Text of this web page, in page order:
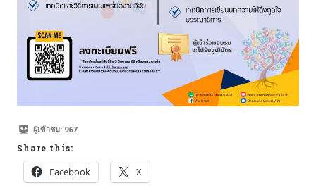
ผู้เข้าชม: 967
Share this:
Facebook X